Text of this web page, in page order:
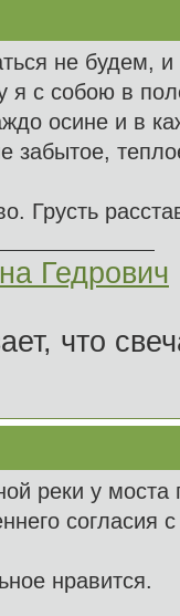
не будем, и
я с собою в
осине и в
забытое,
Грусть
Гедрович
что
реки у моста
согласия
нравится.